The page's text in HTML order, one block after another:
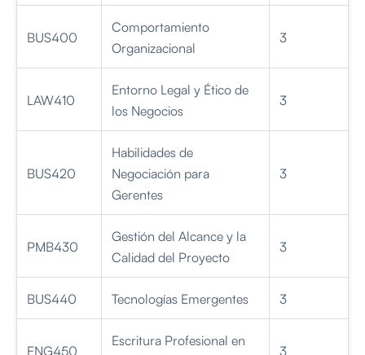
BUS400
Comportamiento
Organizacional
3
LAW410
Entorno Legal y Ético de
los Negocios
3
BUS420
Habilidades de
Negociación para
Gerentes
3
PMB430
Gestión del Alcance y la
Calidad del Proyecto
3
BUS440 Tecnologías Emergentes 3
ENG450
Escritura Profesional en
3